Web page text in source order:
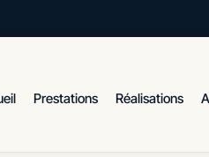
Prestations Réalisations